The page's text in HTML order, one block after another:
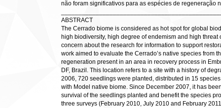
não foram significativos para as espécies de regeneração
ABSTRACT
The Cerrado biome is considered as hot spot for global
high biodiversity, high degree of endemism and high
concern about the research for information to support
work aimed to evaluate the Cerrado’s native species from
regeneration present in an area in recovery process in
DF, Brazil. This location refers to a site with a history of
2006, 720 seedlings were planted, distributed in 15
with Model native biome. Since December 2007, it has
survival of the seedlings planted and benefit the species
three surveys (February 2010, July 2010 and February